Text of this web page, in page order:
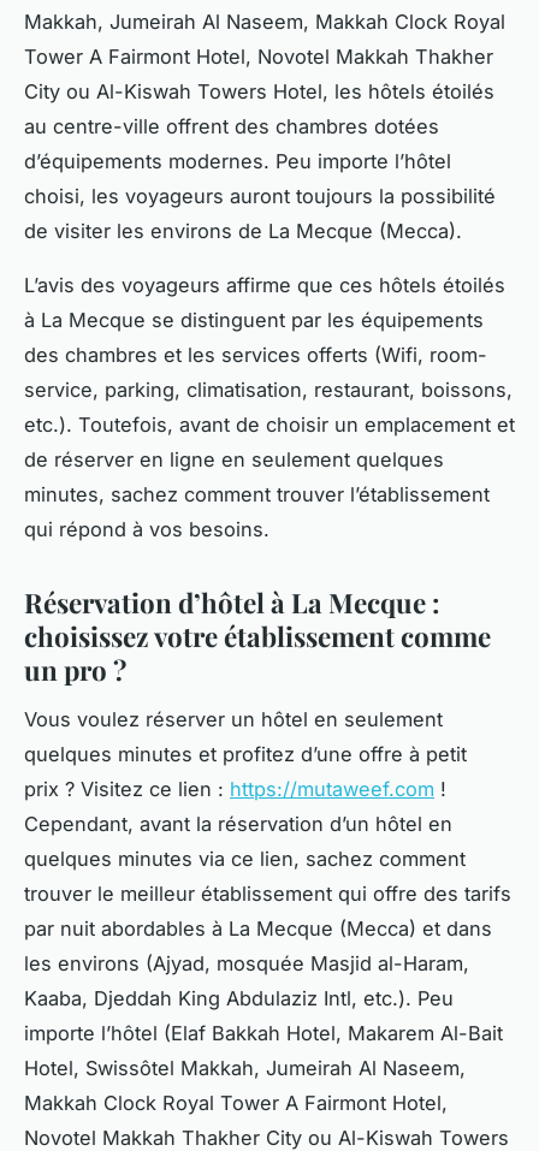
Makkah, Jumeirah Al Naseem, Makkah Clock Royal
Tower A Fairmont Hotel, Novotel Makkah Thakher
City ou Al-Kiswah Towers Hotel, les hôtels étoilés
au centre-ville offrent des chambres dotées
d’équipements modernes. Peu importe l’hôtel
choisi, les voyageurs auront toujours la possibilité
de visiter les environs de La Mecque (Mecca).
L’avis des voyageurs affirme que ces hôtels étoilés
à La Mecque se distinguent par les équipements
des chambres et les services offerts (Wifi, room-
service, parking, climatisation, restaurant, boissons,
etc.). Toutefois, avant de choisir un emplacement et
de réserver en ligne en seulement quelques
minutes, sachez comment trouver l’établissement
qui répond à vos besoins.
Réservation d’hôtel à La Mecque :
choisissez votre établissement comme
un pro ?
Vous voulez réserver un hôtel en seulement
quelques minutes et profitez d’une offre à petit
prix ? Visitez ce lien : https://mutaweef.com !
Cependant, avant la réservation d’un hôtel en
quelques minutes via ce lien, sachez comment
trouver le meilleur établissement qui offre des tarifs
par nuit abordables à La Mecque (Mecca) et dans
les environs (Ajyad, mosquée Masjid al-Haram,
Kaaba, Djeddah King Abdulaziz Intl, etc.). Peu
importe l’hôtel (Elaf Bakkah Hotel, Makarem Al-Bait
Hotel, Swissôtel Makkah, Jumeirah Al Naseem,
Makkah Clock Royal Tower A Fairmont Hotel,
Novotel Makkah Thakher City ou Al-Kiswah Towers